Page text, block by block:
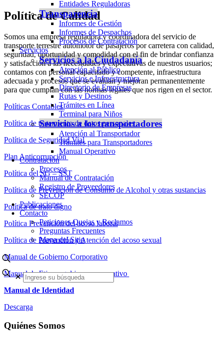
Entidades Reguladoras
Transparencia
Informes de Gestión
Informes de Despachos
Procesos de Contratación
Servicios
Servicios a la Ciudadanía
Atención al Público
Servicios e Infraestructura
Directorio de Empresas
Rutas y Destinos
Trámites en Línea
Terminal para Niños
Servicios a los transportadores
Atención al Transportador
Trámites para Transportadores
Manual Operativo
Contratación
Procesos
Manual de Contratación
Registro de Proveedores
SECOP
Publicaciones
Contacto
Peticiones Quejas y Reclamos
Preguntas Frecuentes
Mapa del Sitio
✕
Políticade Calidad
Somos una empresa reguladora y coordinadora del servicio de
transporte terrestre automotor de pasajeros por carretera con calidad,
seguridad, oportunidad y comodidad con el fin de brindar confianza
y satisfacción a las necesidades y expectativas de nuestros usuarios;
contamos con personal capacitado y competente, infraestructura
adecuada y procesos que se evalúan y mejoran permanentemente
para que cumplan con las normas legales que nos rigen en el sector.
Políticas Contables
Política de tratamiento de datos personales
Política de Seguridad Vial
Plan Anticorrupción
Política del SG – SST
Política de Prevención de Consumo de Alcohol y otras sustancias
Política de trato digno
Política Prevención del acoso laboral
Política de Prevención y Atención del acoso sexual
Manual de Gobierno Corporativo
Manual de Etica y gobierno corporativo
Manual de Identidad
Descarga
Quiénes Somos